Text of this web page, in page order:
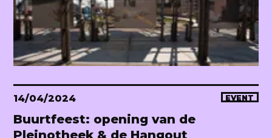
14/04/2024 EVENT
Buurtfeest: opening van de
Pleinotheek & de Hangout